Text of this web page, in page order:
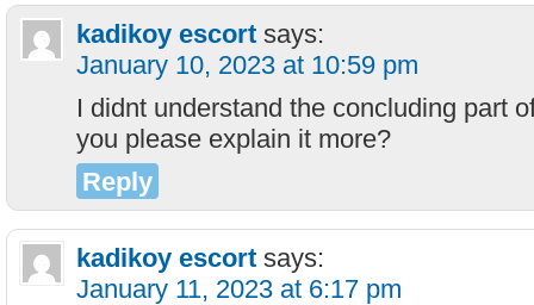
kadikoy escort says:
January 10, 2023 at 10:59 pm
I didnt understand the concluding part
you please explain it more?
Reply
kadikoy escort says:
January 11, 2023 at 6:17 pm